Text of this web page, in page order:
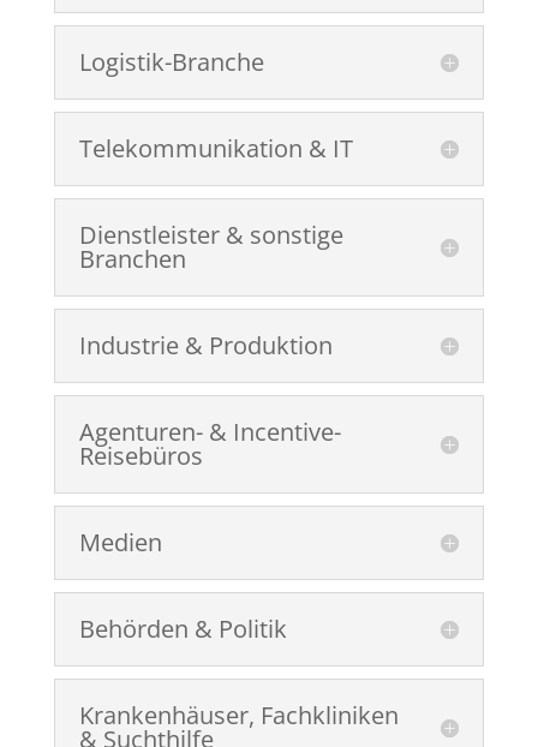
Logistik-Branche
Telekommunikation & IT
Dienstleister & sonstige
Branchen
Industrie & Produktion
Agenturen- & Incentive-
Reisebüros
Medien
Behörden & Politik
Krankenhäuser, Fachkliniken
& Suchthilfe